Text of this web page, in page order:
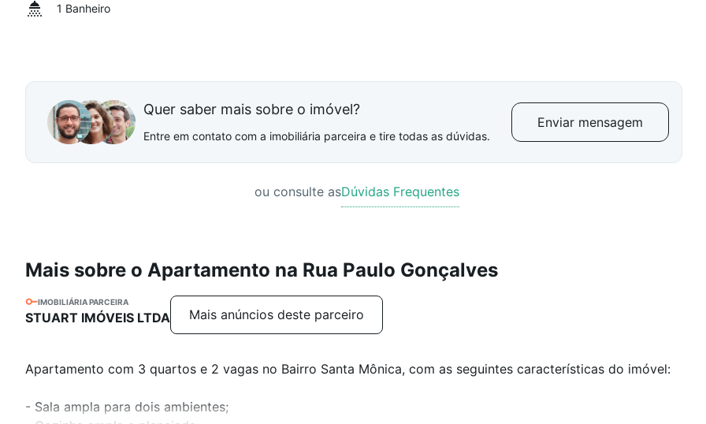
1 Banheiro
Quer saber mais sobre o imóvel?
Entre em contato com a imobiliária parceira e tire todas as dúvidas.
Enviar mensagem
ou consulte asDúvidas Frequentes
Mais sobre o Apartamento na Rua Paulo Gonçalves
IMOBILIÁRIA PARCEIRA
STUART IMÓVEIS LTDA Mais anúncios deste parceiro
Apartamento com 3 quartos e 2 vagas no Bairro Santa Mônica, com as seguintes características do imóvel:
- Sala ampla para dois ambientes;